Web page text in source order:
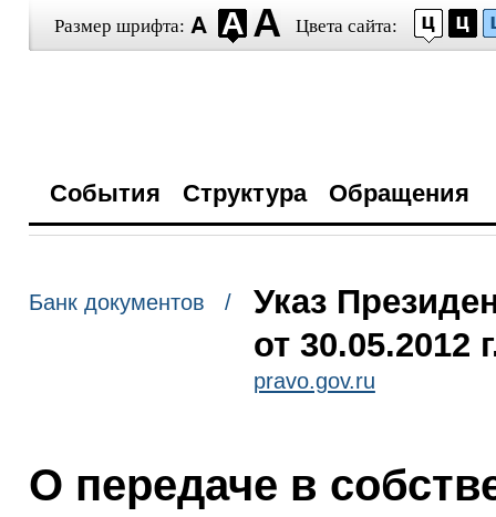
Размер шрифта: Цвета сайта:
События Структура Обращения
Банк документов /
Указ
от 30.05.2012
pravo.gov.ru
О передаче в